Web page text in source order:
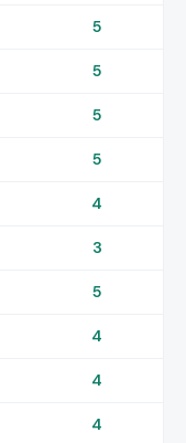
5
5
5
5
4
3
5
4
4
4